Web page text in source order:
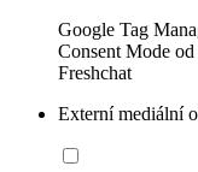
Google Tag
Consent Mode
Freshchat
Externí mediální